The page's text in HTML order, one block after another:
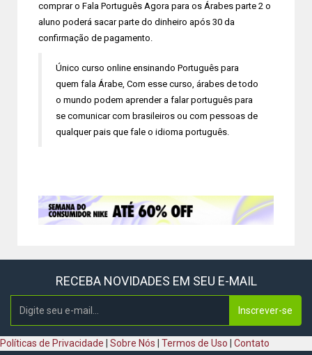
comprar o Fala Português Agora para os Árabes parte 2 o
aluno poderá sacar parte do dinheiro após 30 da
confirmação de pagamento.
Único curso online ensinando Português para
quem fala Árabe, Com esse curso, árabes de todo
o mundo podem aprender a falar português para
se comunicar com brasileiros ou com pessoas de
qualquer pais que fale o idioma português.
RECEBA NOVIDADES EM SEU E-MAIL
Inscrever-se
Políticas de Privacidade Sobre Nós Termos de Uso Contato